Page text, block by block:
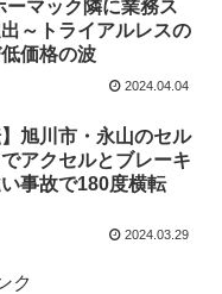
ーマック隣に業務ス
～トライアルレスの
価格の波
2024.04.04
】旭川市・永山のセル
アクセルとブレーキ
事故で180度横転
2024.03.29
ク